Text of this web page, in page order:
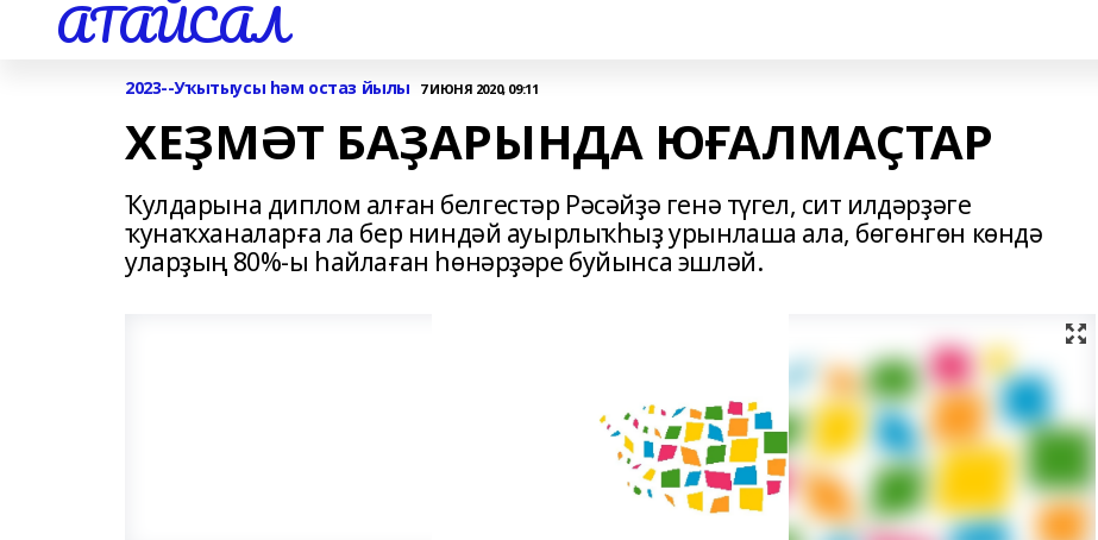
АТАЙСАЛ
2023--Уҡытыусы һәм остаз йылы 7 ИЮНЯ 2020, 09:11
ХЕҘМӘТ БАҘАРЫНДА ЮҒАЛМАҪТАР
Ҡулдарына диплом алған белгестәр Рәсәйҙә генә түгел, сит илдәрҙәге
ҡунаҡханаларға ла бер ниндәй ауырлыҡһыҙ урынлаша ала, бөгөнгөн көндә
уларҙың 80%-ы һайлаған һөнәрҙәре буйынса эшләй.